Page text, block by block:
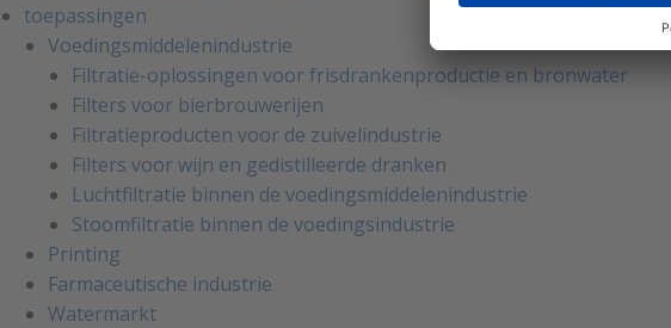
toepassingen
Voedingsmiddelenindustrie
Filtratie-oplossingen voor frisdrankenproductie en bronwater
Filters voor bierbrouwerijen
Filtratieproducten voor de zuivelindustrie
Filters voor wijn en gedistilleerde dranken
Luchtfiltratie binnen de voedingsmiddelenindustrie
Stoomfiltratie binnen de voedingsindustrie
Printing
Farmaceutische industrie
Watermarkt